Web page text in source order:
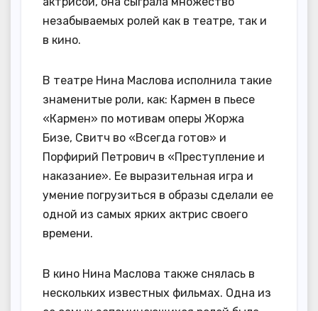
незабываемых ролей как в театре, так и
в кино.
В театре Нина Маслова исполнила такие
знаменитые роли, как: Кармен в пьесе
«Кармен» по мотивам оперы Жоржа
Бизе, Свитч во «Всегда готов» и
Порфирий Петрович в «Преступление и
наказание». Ее выразительная игра и
умение погрузиться в образы сделали ее
одной из самых ярких актрис своего
времени.
В кино Нина Маслова также снялась в
нескольких известных фильмах. Одна из